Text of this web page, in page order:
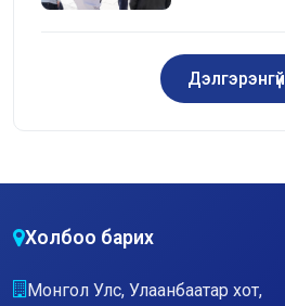
Дэлгэрэнгүй
Холбоо барих
Монгол Улс, Улаанбаатар хот,